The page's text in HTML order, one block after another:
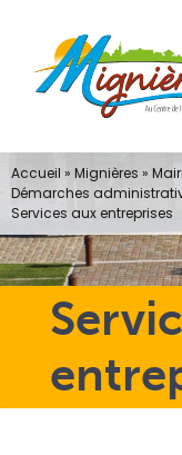
contenu
Accueil » Mignières »
Démarches
Services aux entreprises